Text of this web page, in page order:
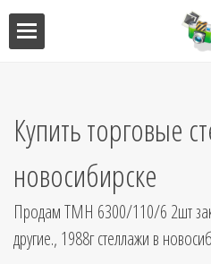
Купить торговые
новосибирске
Продам ТМН 6300/110/6 2шт
другие., 1988г стеллажи в